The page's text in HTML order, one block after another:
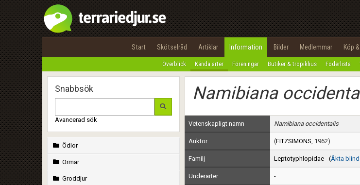
Start Skötselråd Artiklar Information Bilder Medlemmar Köp
Överblick Kända arter Föreningar Butiker & tropikhus Foderlista
Snabbsök
Avancerad sök
Ödlor
Ormar
Groddjur
Namibiana
Vetenskapligt namn Namibiana occidentalis
Auktor (FITZSIMONS, 1962)
Familj Leptotyphlopidae - (Äkta
Underarter -
Utför
100%
OK
integritetspolicy
Namn:
Epost:
Användarnamn:
Lösenord:
Terms of Service
Begär nytt lösenord